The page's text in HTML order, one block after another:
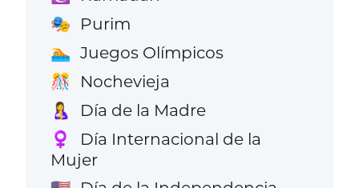
🎭 Purim
🏊 Juegos Olímpicos
🎊 Nochevieja
🤱 Día de la Madre
♀️
Día Internacional de la
Mujer